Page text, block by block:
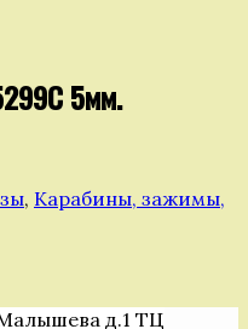
5мм.
, Карабины, зажимы,
д.1 ТЦ